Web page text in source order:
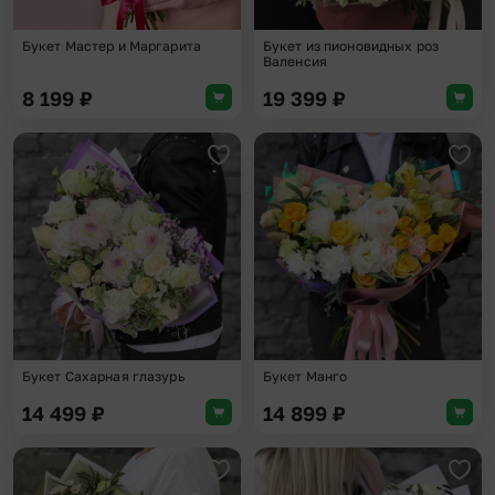
Букет Мастер и Маргарита
8 199 ₽
Букет из пионовидных роз
Валенсия
19 399 ₽
Добавить в избранное
Букет Сахарная глазурь
14 499 ₽
Букет Манго
14 899 ₽